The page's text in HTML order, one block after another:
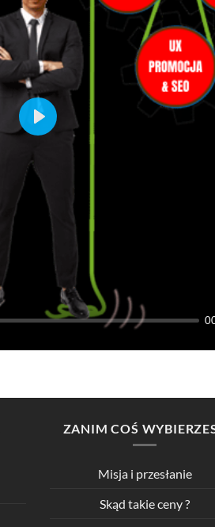
PLAY
ZANIM COŚ
Misja i przesłanie
Skąd takie ceny ?